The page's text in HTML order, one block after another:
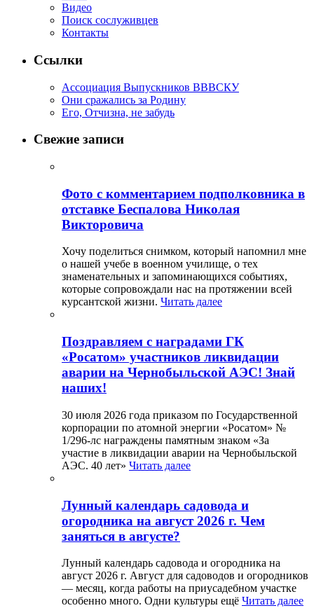
Видео
Поиск сослуживцев
Контакты
Ссылки
Ассоциация Выпускников ВВВСКУ
Они сражались за Родину
Его, Отчизна, не забудь
Свежие записи
Фото с комментарием подполковника в
отставке Беспалова Николая
Викторовича
Хочу поделиться снимком, который напомнил мне
о нашей учебе в военном училище, о тех
знаменательных и запоминающихся событиях,
которые сопровождали нас на протяжении всей
курсантской жизни. Читать далее
Поздравляем с наградами ГК
«Росатом» участников ликвидации
аварии на Чернобыльской АЭС! Знай
наших!
30 июля 2026 года приказом по Государственной
корпорации по атомной энергии «Росатом» №
1/296-лс награждены памятным знаком «За
участие в ликвидации аварии на Чернобыльской
АЭС. 40 лет» Читать далее
Лунный календарь садовода и
огородника на август 2026 г. Чем
заняться в августе?
Лунный календарь садовода и огородника на
август 2026 г. Август для садоводов и огородников
— месяц, когда работы на приусадебном участке
особенно много. Одни культуры ещё Читать далее